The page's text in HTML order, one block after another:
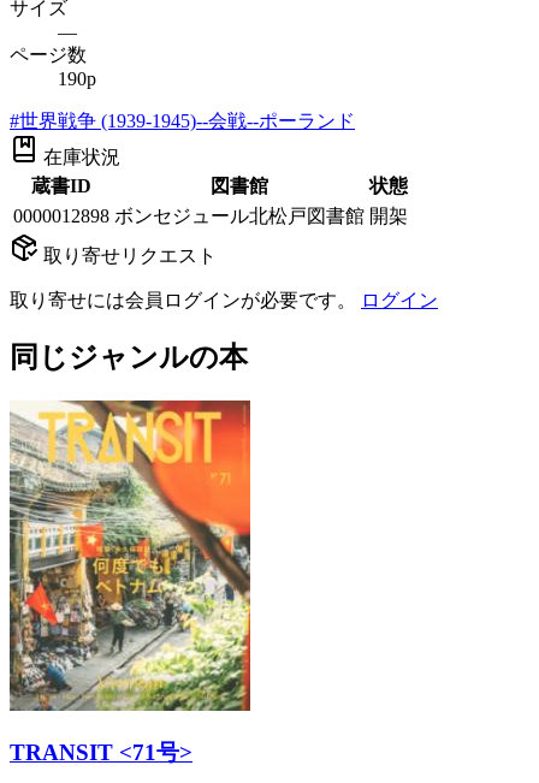
サイズ
—
ページ数
190p
#世界戦争 (1939-1945)--会戦--ポーランド
在庫状況
蔵書ID
図書館
状態
0000012898 ボンセジュール北松戸図書館 開架
取り寄せリクエスト
取り寄せには会員ログインが必要です。 ログイン
同じジャンルの本
TRANSIT <71号>